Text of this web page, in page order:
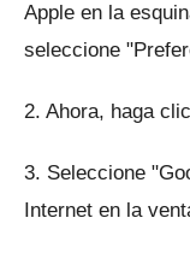
Apple en la
seleccione
2. Ahora, haga
3. Seleccione
Internet en la